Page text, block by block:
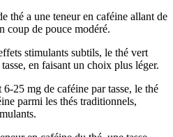
thé a une teneur en caféine allant de
coup de pouce modéré.
stimulants subtils, le thé vert
en faisant un choix plus léger.
6-25 mg de caféine par tasse, le thé
parmi les thés traditionnels,